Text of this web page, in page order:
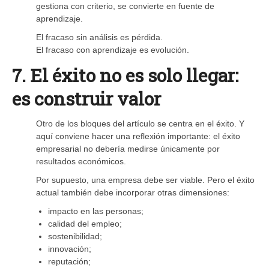
gestiona con criterio, se convierte en fuente de
aprendizaje.
El fracaso sin análisis es pérdida.
El fracaso con aprendizaje es evolución.
7. El éxito no es solo llegar:
es construir valor
Otro de los bloques del artículo se centra en el éxito. Y
aquí conviene hacer una reflexión importante: el éxito
empresarial no debería medirse únicamente por
resultados económicos.
Por supuesto, una empresa debe ser viable. Pero el éxito
actual también debe incorporar otras dimensiones:
impacto en las personas;
calidad del empleo;
sostenibilidad;
innovación;
reputación;